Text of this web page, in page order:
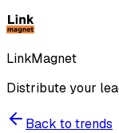
LinkMagnet
Distribute your
Back to trends